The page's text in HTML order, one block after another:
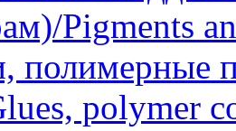
Pigments
polymer